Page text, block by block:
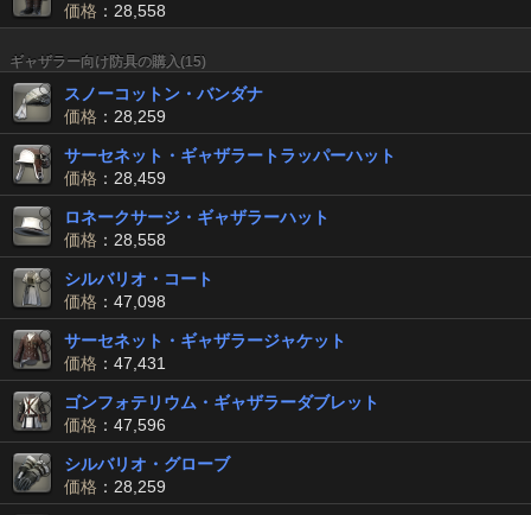
価格 ：28,558
ギャザラー向け防具の購入(15)
スノーコットン・バンダナ
価格 ：28,259
サーセネット・ギャザラートラッパーハット
価格 ：28,459
ロネークサージ・ギャザラーハット
価格 ：28,558
シルバリオ・コート
価格 ：47,098
サーセネット・ギャザラージャケット
価格 ：47,431
ゴンフォテリウム・ギャザラーダブレット
価格 ：47,596
シルバリオ・グローブ
価格 ：28,259